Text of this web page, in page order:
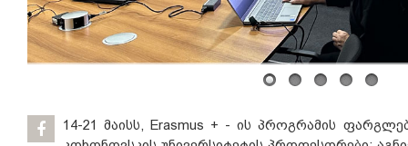
14-21 მაისს, Erasmus + - ის პროგრამის